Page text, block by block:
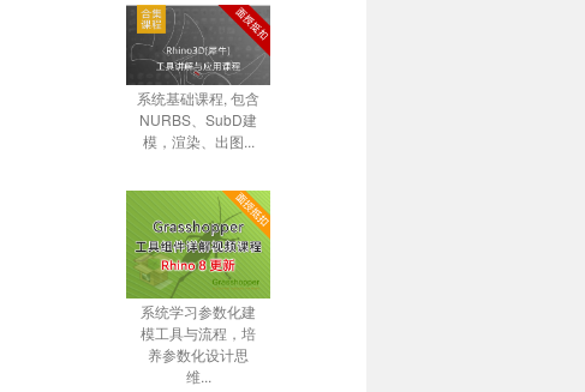
系统基础课程, 包含
NURBS、SubD建
模，渲染、出图...
系统学习参数化建
模工具与流程，培
养参数化设计思
维...